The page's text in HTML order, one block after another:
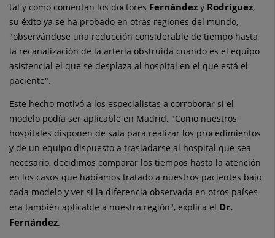
tal y como comentan los doctores Fernández y Rodríguez,
su éxito ya se ha probado en otras regiones del mundo,
"observándose una reducción considerable de tiempo hasta
la recanalización de la arteria obstruida cuando es el equipo
asistencial el que se desplaza al hospital en el que está el
paciente".
Este hecho motivó a los especialistas a corroborar si el
modelo podía ser aplicable en Madrid. "Como nuestros
hospitales disponen de sala para realizar los procedimientos
y de un equipo dispuesto a trasladarse al hospital que sea
necesario, decidimos comparar los tiempos hasta la atención
en los casos que habíamos tratado a nuestros pacientes bajo
cada modelo y ver si la diferencia observada en otros países
era también aplicable a nuestra región", explica el Dr.
Fernández.